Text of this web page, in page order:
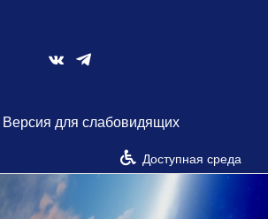
Vk
Версия для слабовидящих
Доступная среда